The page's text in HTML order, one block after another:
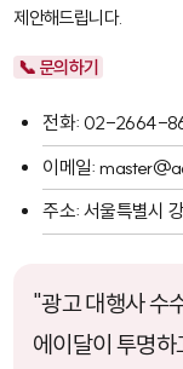
제안해드립니다.
📞 문의하기
전화: 02-2664-
이메일:
주소: 서울특별시
"광고 대행사 수
에이달이 투명